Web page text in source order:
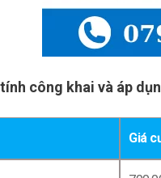
công khai và áp
Giá